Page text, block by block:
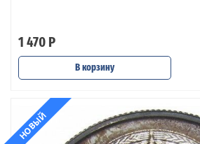
1 470 Р
В корзину
НОВЫЙ